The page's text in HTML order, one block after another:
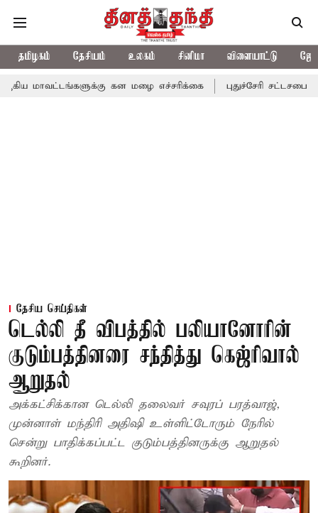
தமிழகம் தேசியம் உலகம் சினிமா விளையாட்டு
கன மழை எச்சரிக்கை புதுச்சேரி சட்டசபையில் வரும்
தேசிய செய்திகள்
டெல்லி தீ விபத்தில் பலியானோரின்
குடும்பத்தினரை சந்தித்து கெஜ்ரிவால்
ஆறுதல்
அக்கட்சிக்கான டெல்லி தலைவர் சவுரப் பரத்வாஜ்,
முன்னாள் மந்திரி அதிஷி உள்ளிட்டோரும் நேரில்
சென்று பாதிக்கப்பட்ட குடும்பத்தினருக்கு ஆறுதல்
கூறினர்.